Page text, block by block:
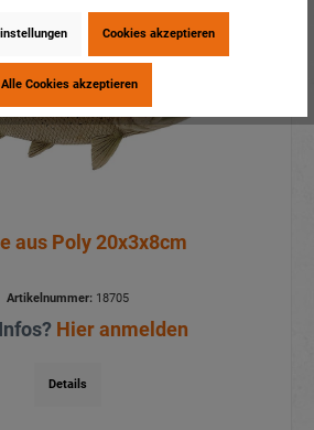
aus Poly 20x3x8cm
Artikelnummer:18705
Hier anmelden
Details
Cookies akzeptieren
Alle Cookies akzeptieren